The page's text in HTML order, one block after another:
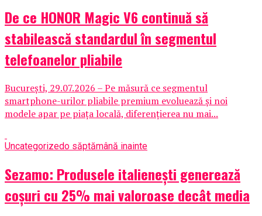
De ce HONOR Magic V6 continuă să
stabilească standardul în segmentul
telefoanelor pliabile
București, 29.07.2026 – Pe măsură ce segmentul
smartphone-urilor pliabile premium evoluează și noi
modele apar pe piața locală, diferențierea nu mai...
Uncategorizedo săptămână inainte
Sezamo: Produsele italienești generează
coșuri cu 25% mai valoroase decât media